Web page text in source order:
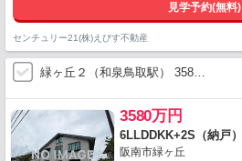
見学予約(無料)
センチュリー21(株)えびす不動産
緑ヶ丘２（和泉鳥取駅） 358…
3580万円
6LLDDKK+2S（納戸）
阪南市緑ヶ丘